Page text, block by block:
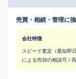
売買・相続・管理に
会社特徴
スピード査定（最短即
による売却の相談可 /